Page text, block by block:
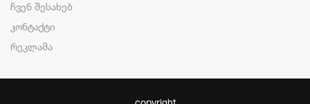
ჩვენ შესახებ
კონტაქტი
რეკლამა